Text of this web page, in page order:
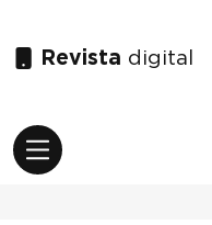
Revista digital